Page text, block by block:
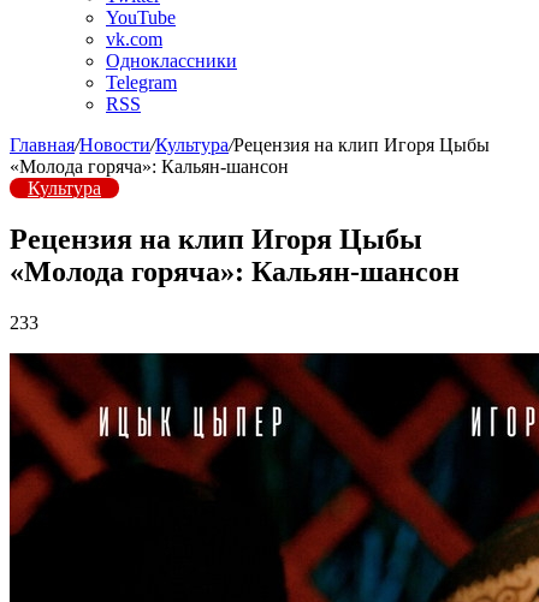
YouTube
vk.com
Одноклассники
Telegram
RSS
Главная/Новости/Культура/Рецензия на клип Игоря Цыбы
«Молода горяча»: Кальян-шансон
Культура
Рецензия на клип Игоря Цыбы
«Молода горяча»: Кальян-шансон
233